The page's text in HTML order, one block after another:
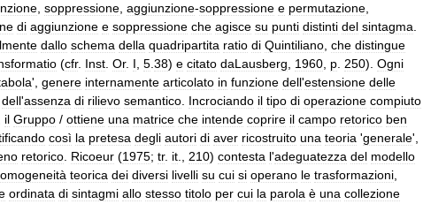
soppressione aggiunzione-soppressione e permutazione
di aggiunzione e soppressione che agisce su punti distinti del sintagma
dallo schema della quadri­partita ratio di Quintiliano che distingue
(cfr. Inst Or. I 5 38) e citato daLausberg 1960 p 250). Ogni
', genere inter­namente articolato in funzione dell'estensione delle
dell'assenza di rilievo semantico Incrociando il tipo di operazione compiuto
il Gruppo / ottiene una matrice che intende coprire il campo retorico ben
così la pretesa degli autori di aver ricostruito una teoria 'generale',
retorico Ricoeur (1975; tr. it 210) contesta l'adeguatezza del modello
omogeneità teorica dei di­versi livelli su cui si operano le trasformazioni
ordinata di sintagmi allo stesso titolo per cui la parola è una collezione